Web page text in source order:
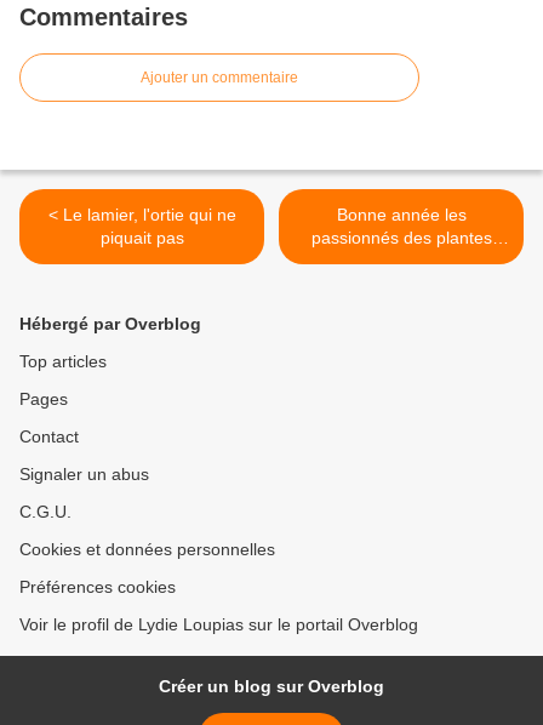
Commentaires
Ajouter un commentaire
< Le lamier, l'ortie qui ne
piquait pas
Bonne année les
passionnés des plantes
médicinales ! >
Hébergé par Overblog
Top articles
Pages
Contact
Signaler un abus
C.G.U.
Cookies et données personnelles
Préférences cookies
Voir le profil de Lydie Loupias sur le portail Overblog
Créer un blog sur Overblog